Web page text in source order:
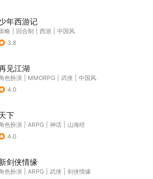
年西游记
略 回合制 西游
中国风
3.8
见江湖
色扮演 MMORPG 武侠
中国风
4.0
下
色扮演 ARPG 神话
山海经
4.0
剑侠情缘
色扮演 ARPG 武侠
剑侠情缘